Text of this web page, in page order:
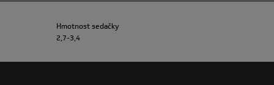
Hmotnost sedačky
2,7-3,4